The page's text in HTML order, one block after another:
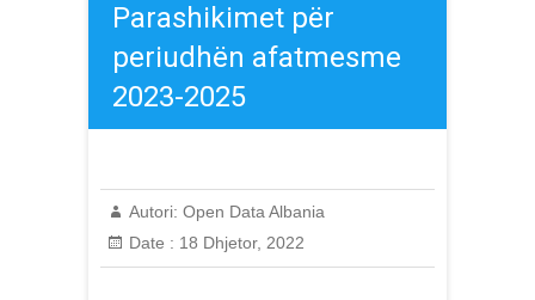
Parashikimet për
periudhën afatmesme
2023-2025
Autori: Open Data Albania
Date : 18 Dhjetor, 2022